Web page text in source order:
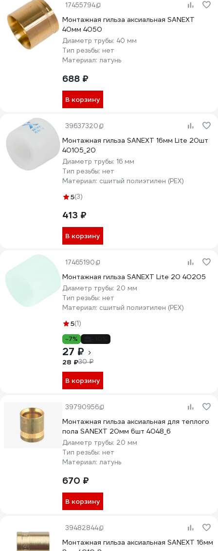
17455794
Монтажная гильза аксиальная SANEXT
40мм 4050
Диаметр трубы: 40 мм
Тип резьбы: нет
Материал: латунь
688 ₽
В корзину
39637320
Монтажная гильза SANEXT 16мм Lite 20шт
40105_20
Диаметр трубы: 16 мм
Тип резьбы: нет
Материал: сшитый полиэтилен (PEX)
5(3)
413 ₽
В корзину
17465190
Монтажная гильза SANEXT Lite 20 40205
Диаметр трубы: 20 мм
Тип резьбы: нет
Материал: сшитый полиэтилен (PEX)
5(1)
-7%
27 ₽
28 ₽30 ₽
В корзину
39790956
Монтажная гильза аксиальная для теплого
пола SANEXT 20мм 6шт 4048_6
Диаметр трубы: 20 мм
Тип резьбы: нет
Материал: латунь
670 ₽
В корзину
39482844
Монтажная гильза аксиальная SANEXT 16мм